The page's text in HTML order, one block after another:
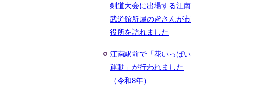
剣道大会に出場する江南
武道館所属の皆さんが市
役所を訪れました
江南駅前で「花いっぱい
運動」が行われました
（令和8年）